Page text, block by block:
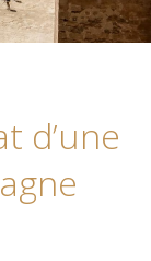
d’une